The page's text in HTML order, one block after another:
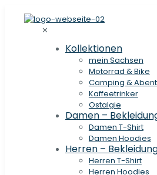
✕
Kollektionen
mein Sachsen
Motorrad & Bike
Camping &
Kaffeetrinker
Ostalgie
Damen –
Damen T-Shirt
Damen Hoodies
Herren –
Herren T-Shirt
Herren Hoodies